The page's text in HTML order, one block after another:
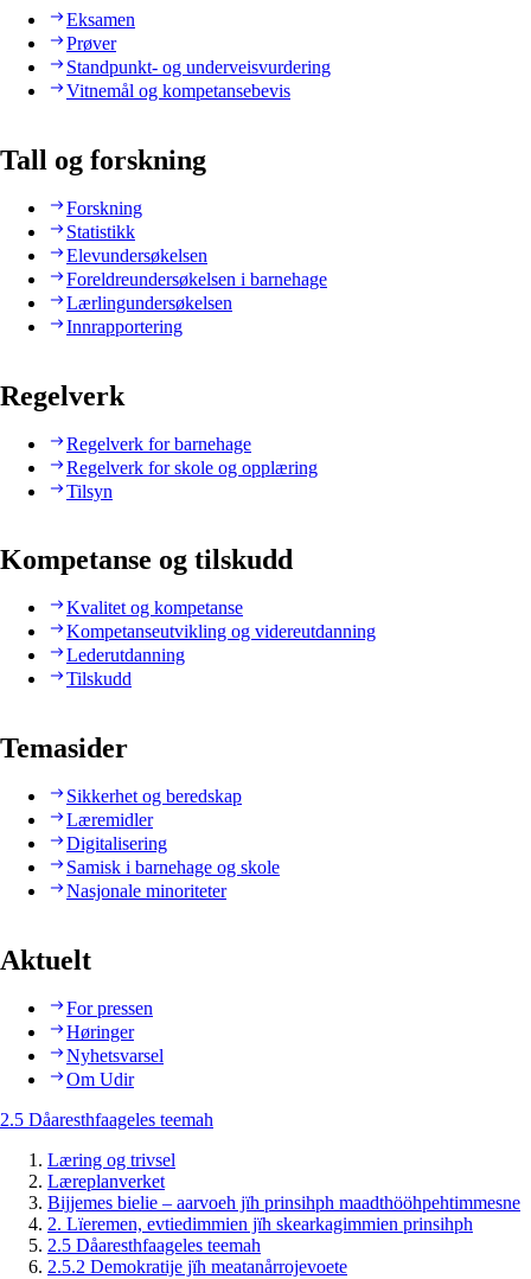
Eksamen
Prøver
Standpunkt- og underveisvurdering
Vitnemål og kompetansebevis
Tall og forskning
Forskning
Statistikk
Elevundersøkelsen
Foreldreundersøkelsen i barnehage
Lærlingundersøkelsen
Innrapportering
Regelverk
Regelverk for barnehage
Regelverk for skole og opplæring
Tilsyn
Kompetanse og tilskudd
Kvalitet og kompetanse
Kompetanseutvikling og videreutdanning
Lederutdanning
Tilskudd
Temasider
Sikkerhet og beredskap
Læremidler
Digitalisering
Samisk i barnehage og skole
Nasjonale minoriteter
Aktuelt
For pressen
Høringer
Nyhetsvarsel
Om Udir
2.5 Dåaresthfaageles teemah
Læring og trivsel
Læreplanverket
Bijjemes bielie – aarvoeh jïh prinsihph maadthööhpehtimmesne
2. Lïeremen, evtiedimmien jïh skearkagimmien prinsihph
2.5 Dåaresthfaageles teemah
2.5.2 Demokratije jïh meatanårrojevoete